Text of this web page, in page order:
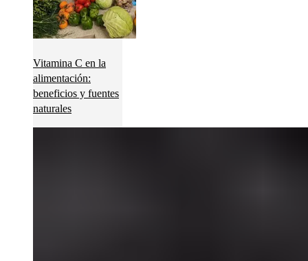
Vitamina C en la
alimentación:
beneficios y fuentes
naturales